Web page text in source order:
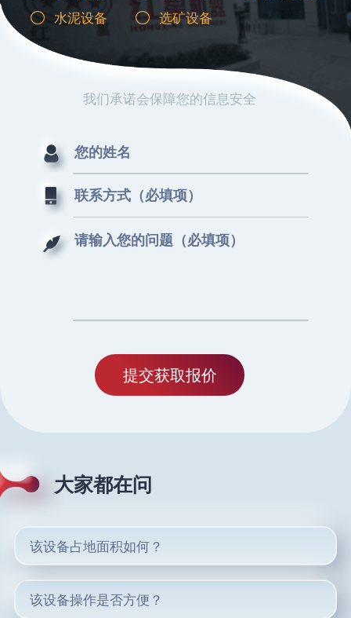
水泥设备
选矿设备
我们承诺会保障您的信息安全
大家都在问
该设备占地面积如何？
该设备操作是否方便？